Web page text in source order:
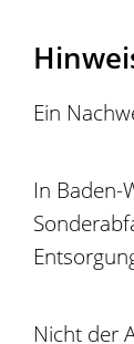
Ein
In Baden-
Nicht der